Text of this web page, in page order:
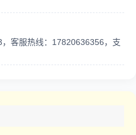
客服热线：17820636356，支